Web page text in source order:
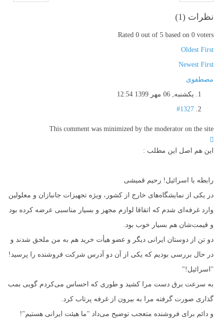
نظرات (1
)
Rated 0 out of 5 based on 0 voters
Oldest First
Newest First
مصطفوی
یکشنبه, 06 مهر 1399 12:54
#1327
This comment was minimized by the moderator on the site
این هم اصل این مطلب :
رابطه با اسرائیل! رحیم قمیشی
در یکی از نمایشگاه‌های خارج از کشور، ویژه تجهیزات جانبازان و معلولین
وارد غرفه‌ای شدم که اتفاقا لوازم مجهز و بسیار مناسبی عرضه کرده بود
و قیمت‌شان هم بسیار خوب بود.
دو تن از دوستان ایرانی دیگر و عضو هیأت خرید هم به من ملحق شدند و
در حال بررسی بودیم که یکی از آن دو آدرس شرکت فروشنده را پرسید!
"اسرائیل!"
به سرعت برق دست مرا کشید و طوری که احساس می‌کردم گویی بمب
گذاری صورت گرفته مرا به بیرون از غرفه پرتاب کرد.
و دائم برای فروشنده متعجب توضیح می‌داد "ما هیئت ایرانی هستیم"!